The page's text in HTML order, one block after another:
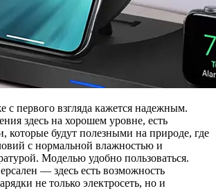
с первого взгляда кажется надежным.
здесь на хорошем уровне, есть
которые будут полезными на природе, где
с нормальной влажностью и
Моделью удобно пользоваться.
— здесь есть возможность
не только электросеть, но и